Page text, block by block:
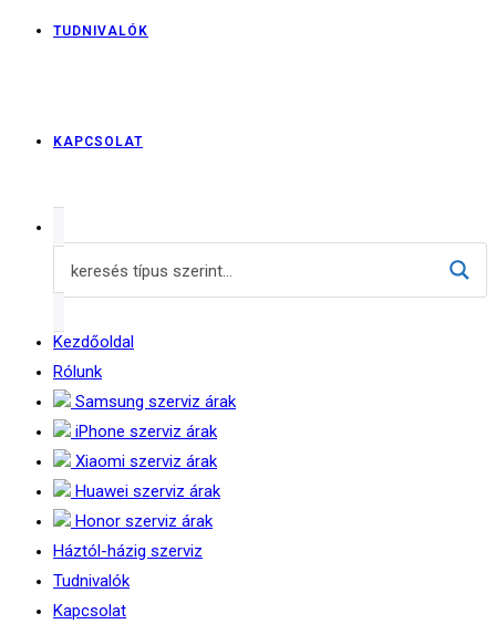
TUDNIVALÓK
KAPCSOLAT
Kezdőoldal
Rólunk
Samsung szerviz árak
iPhone szerviz árak
Xiaomi szerviz árak
Huawei szerviz árak
Honor szerviz árak
Háztól-házig szerviz
Tudnivalók
Kapcsolat